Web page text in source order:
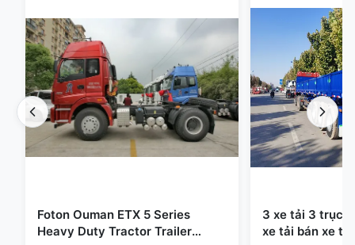
Foton Ouman ETX 5 Series
Heavy Duty Tractor Trailer
3 xe tải 3 trục
xe tải bán xe